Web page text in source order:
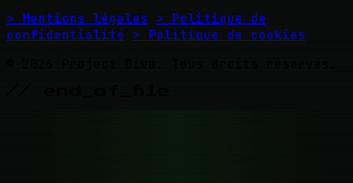
> Mentions légales
> Politique de
confidentialité > Politique de cookies